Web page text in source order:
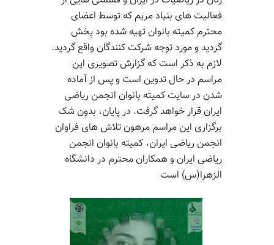
فعالیت های بنیاد مریمکه توسط اعضای
محترم کمیته بانوان تهیه شده بود پخش
گردید ومورد توجه شرکت کنندگان واقع گردید.
لازم به ذکر است که گزارش تصویری این
مراسم در حال تدوین است و پس از آماده
شدن در سایت کمیته بانوان انجمن ریاضی
ایران قرارخواهد گرفت. در پایان، بدون شک
برگزاری این مراسم مرهون تلاش های فراوان
انجمن ریاضی ایران، کمیته بانوان انجمن
ریاضی ایران و همکاران محترم در دانشگاه
الزهرا(س) است